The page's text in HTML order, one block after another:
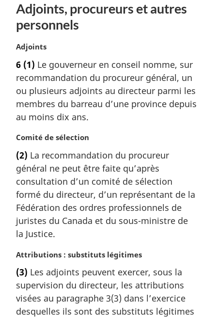
n
a
e
Adjoints, procureurs et autres
personnels
N
t
e
m
a
g
n
a
e
:
Adjoints
6 (1) Le gouverneur en conseil nomme, sur
recommandation du procureur général, un
ou plusieurs adjoints au directeur parmi les
membres du barreau d’une province depuis
au moins dix ans.
N
t
e
m
a
g
i
n
l
:
Comité de sélection
(2) La recommandation du procureur
général ne peut être faite qu’après
consultation d’un comité de sélection
formé du directeur, d’un représentant de la
Fédération des ordres professionnels de
juristes du Canada et du sous-ministre de
la Justice.
N
t
e
m
a
Attributions : substituts légitimes
(3) Les adjoints peuvent exercer, sous la
supervision du directeur, les attributions
visées au paragraphe 3(3) dans l’exercice
desquelles ils sont des substituts légitimes